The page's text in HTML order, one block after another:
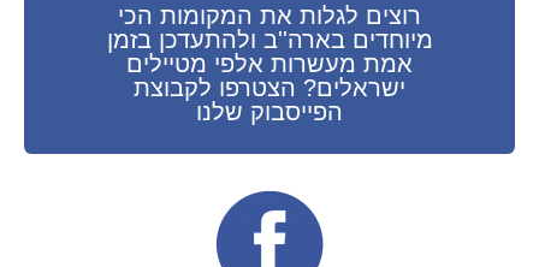
רוצים לגלות את המקומות הכי
מיוחדים בארה''ב ולהתעדכן בזמן
אמת מעשרות אלפי מטיילים
ישראלים? הצטרפו לקבוצת
הפייסבוק שלנו